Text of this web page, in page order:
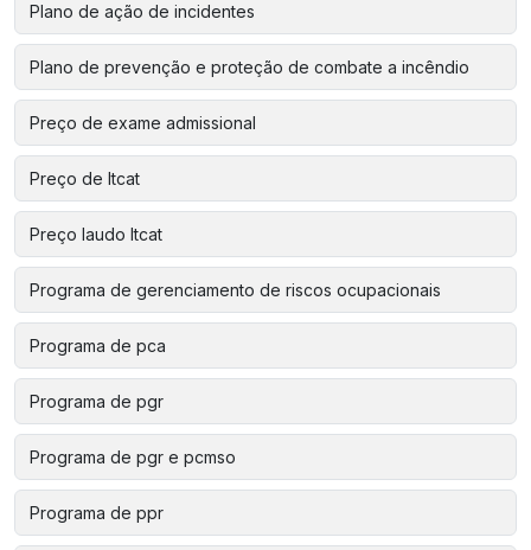
Plano de ação de incidentes
Plano de prevenção e proteção de combate a incêndio
Preço de exame admissional
Preço de ltcat
Preço laudo ltcat
Programa de gerenciamento de riscos ocupacionais
Programa de pca
Programa de pgr
Programa de pgr e pcmso
Programa de ppr